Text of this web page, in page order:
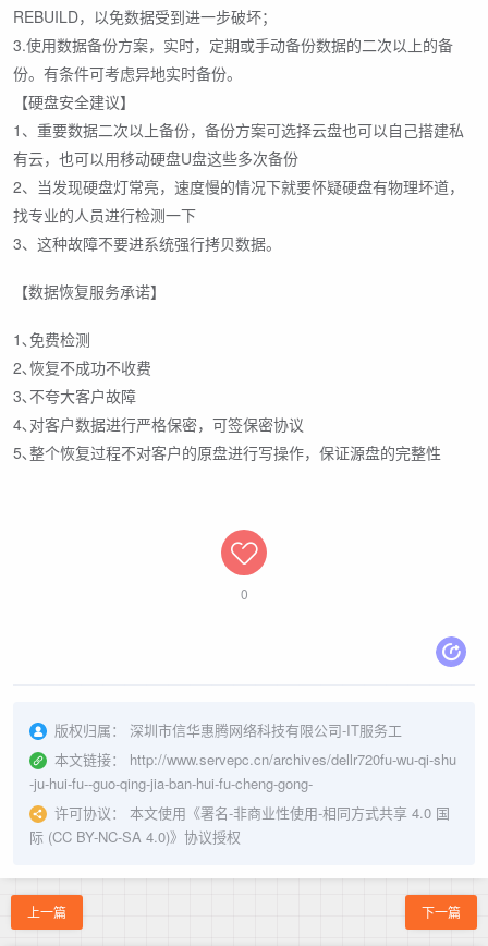
REBUILD，以免数据受到进一步破坏；
3.使用数据备份方案，实时，定期或手动备份数据的二次以上的备
份。有条件可考虑异地实时备份。
【硬盘安全建议】
1、重要数据二次以上备份，备份方案可选择云盘也可以自己搭建私
有云，也可以用移动硬盘U盘这些多次备份
2、当发现硬盘灯常亮，速度慢的情况下就要怀疑硬盘有物理坏道，
找专业的人员进行检测一下
3、这种故障不要进系统强行拷贝数据。
【数据恢复服务承诺】
1､免费检测
2､恢复不成功不收费
3､不夸大客户故障
4､对客户数据进行严格保密，可签保密协议
5､整个恢复过程不对客户的原盘进行写操作，保证源盘的完整性
0
版权归属：
深圳市信华惠腾网络科技有限公司-IT服务工
本文链接：
http://www.servepc.cn/archives/dellr720fu-wu-qi-shu
-ju-hui-fu--guo-qing-jia-ban-hui-fu-cheng-gong-
许可协议：
本文使用《署名-非商业性使用-相同方式共享 4.0 国
际 (CC BY-NC-SA 4.0)》协议授权
上一篇 下一篇